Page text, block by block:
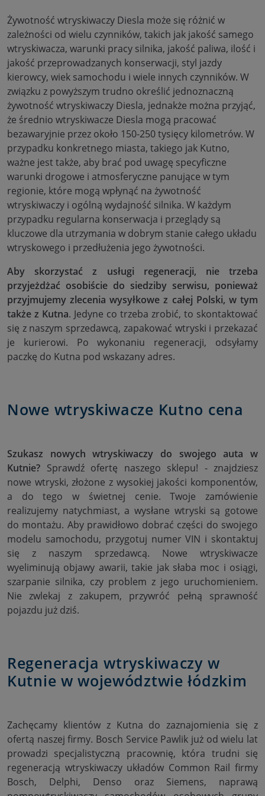
Żywotność wtryskiwaczy Diesla może się różnić w
zależności od wielu czynników, takich jak jakość samego
wtryskiwacza, warunki pracy silnika, jakość paliwa, ilość i
jakość przeprowadzanych konserwacji, styl jazdy
kierowcy, wiek samochodu i wiele innych czynników. W
związku z powyższym trudno określić jednoznaczną
żywotność wtryskiwaczy Diesla, jednakże można przyjąć,
że średnio wtryskiwacze Diesla mogą pracować
bezawaryjnie przez około 150-250 tysięcy kilometrów. W
przypadku konkretnego miasta, takiego jak Kutno,
ważne jest także, aby brać pod uwagę specyficzne
warunki drogowe i atmosferyczne panujące w tym
regionie, które mogą wpłynąć na żywotność
wtryskiwaczy i ogólną wydajność silnika. W każdym
przypadku regularna konserwacja i przeglądy są
kluczowe dla utrzymania w dobrym stanie całego układu
wtryskowego i przedłużenia jego żywotności.
Aby skorzystać z usługi regeneracji, nie trzeba
przyjeżdżać osobiście do siedziby serwisu, ponieważ
przyjmujemy zlecenia wysyłkowe z całej Polski, w tym
także z Kutna. Jedyne co trzeba zrobić, to skontaktować
się z naszym sprzedawcą, zapakować wtryski i przekazać
je kurierowi. Po wykonaniu regeneracji, odsyłamy
paczkę do Kutna pod wskazany adres.
Nowe wtryskiwacze Kutno cena
Szukasz nowych wtryskiwaczy do swojego auta w
Kutnie? Sprawdź ofertę naszego sklepu! - znajdziesz
nowe wtryski, złożone z wysokiej jakości komponentów,
a do tego w świetnej cenie. Twoje zamówienie
realizujemy natychmiast, a wysłane wtryski są gotowe
do montażu. Aby prawidłowo dobrać części do swojego
modelu samochodu, przygotuj numer VIN i skontaktuj
się z naszym sprzedawcą. Nowe wtryskiwacze
wyeliminują objawy awarii, takie jak słaba moc i osiągi,
szarpanie silnika, czy problem z jego uruchomieniem.
Nie zwlekaj z zakupem, przywróć pełną sprawność
pojazdu już dziś.
Regeneracja wtryskiwaczy w
Kutnie w województwie łódzkim
Zachęcamy klientów z Kutna do zaznajomienia się z
ofertą naszej firmy. Bosch Service Pawlik już od wielu lat
prowadzi specjalistyczną pracownię, która trudni się
regeneracją wtryskiwaczy układów Common Rail firmy
Bosch, Delphi, Denso oraz Siemens, naprawą